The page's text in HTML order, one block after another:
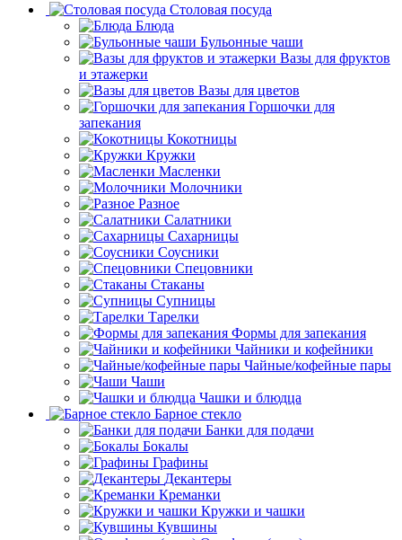
Столовая посуда
Блюда
Бульонные чаши
Вазы для фруктов
и этажерки
Вазы для цветов
Горшочки для
запекания
Кокотницы
Кружки
Масленки
Молочники
Разное
Салатники
Сахарницы
Соусники
Спецовники
Стаканы
Супницы
Тарелки
Формы для запекания
Чайники и кофейники
Чайные/кофейные пары
Чаши
Чашки и блюдца
Барное стекло
Банки для подачи
Бокалы
Графины
Декантеры
Креманки
Кружки и чашки
Кувшины